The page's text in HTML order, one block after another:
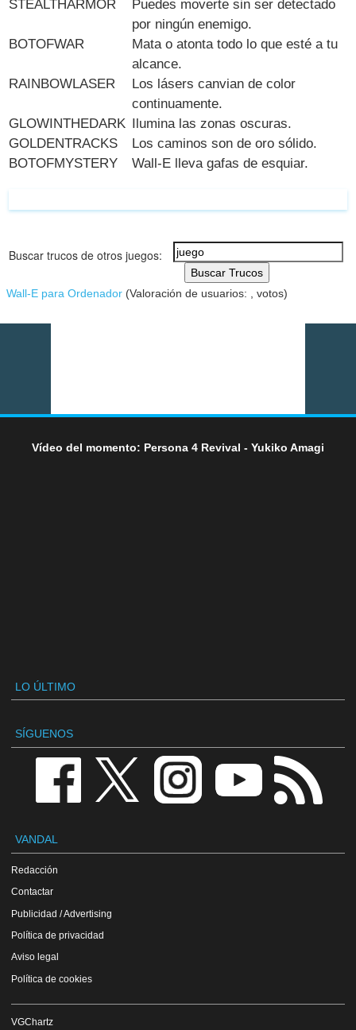
STEALTHARMOR
Puedes moverte sin ser detectado
por ningún enemigo.
BOTOFWAR
Mata o atonta todo lo que esté a tu
alcance.
RAINBOWLASER
Los lásers canvian de color
continuamente.
GLOWINTHEDARK Ilumina las zonas oscuras.
GOLDENTRACKS
Los caminos son de oro sólido.
BOTOFMYSTERY
Wall-E lleva gafas de esquiar.
Buscar trucos de otros juegos:
Buscar Trucos
Wall-E para Ordenador (Valoración de usuarios: ,votos)
Vídeo del momento: Persona 4 Revival - Yukiko Amagi
LO ÚLTIMO
SÍGUENOS
VANDAL
Redacción
Contactar
Publicidad / Advertising
Política de privacidad
Aviso legal
Política de cookies
VGChartz